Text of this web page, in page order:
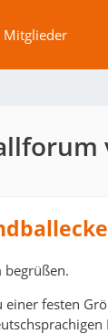
Mitglieder
begrüßen.
festen